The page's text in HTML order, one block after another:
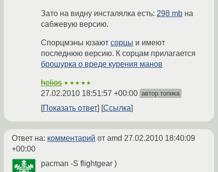
Зато на видну инсталялка есть: 298 mb на
сабжевую версию.
Спорцмэны юзают сорцы и имеют
последнюю версию. К сорцам прилагается
брошурка о вреде курения манов
helios ★★★★★
27.02.2010 18:51:57 +00:00 автор топика
Показать ответ Ссылка
Ответ на: комментарий от amd 27.02.2010 18:40:09
+00:00
pacman -S flightgear )